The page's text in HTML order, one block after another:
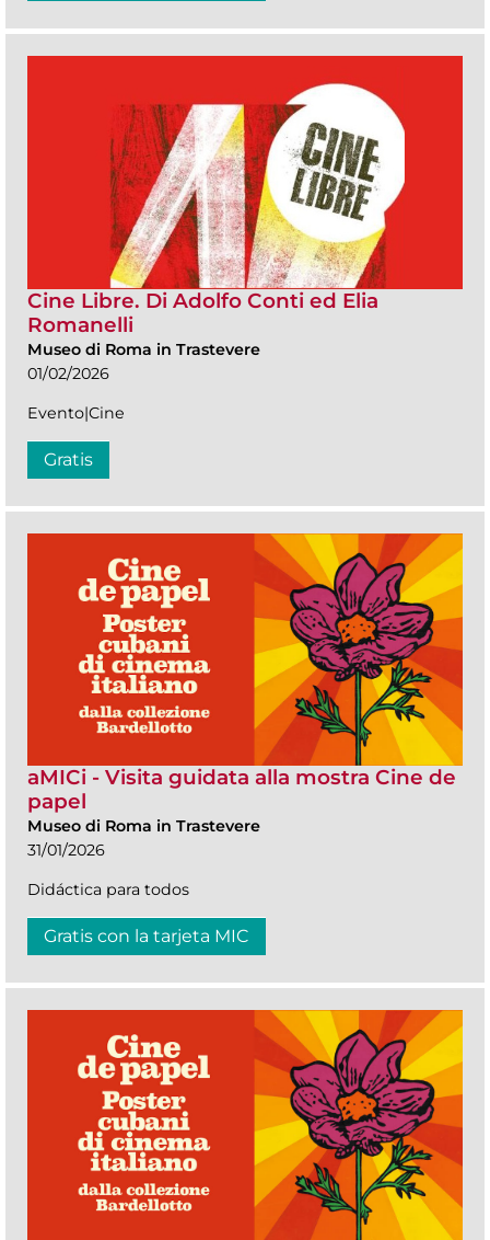
Cine Libre. Di Adolfo Conti ed Elia
Romanelli
Museo di Roma in Trastevere
01/02/2026
Evento|Cine
Gratis
aMICi - Visita guidata alla mostra Cine de
papel
Museo di Roma in Trastevere
31/01/2026
Didáctica para todos
Gratis con la tarjeta MIC